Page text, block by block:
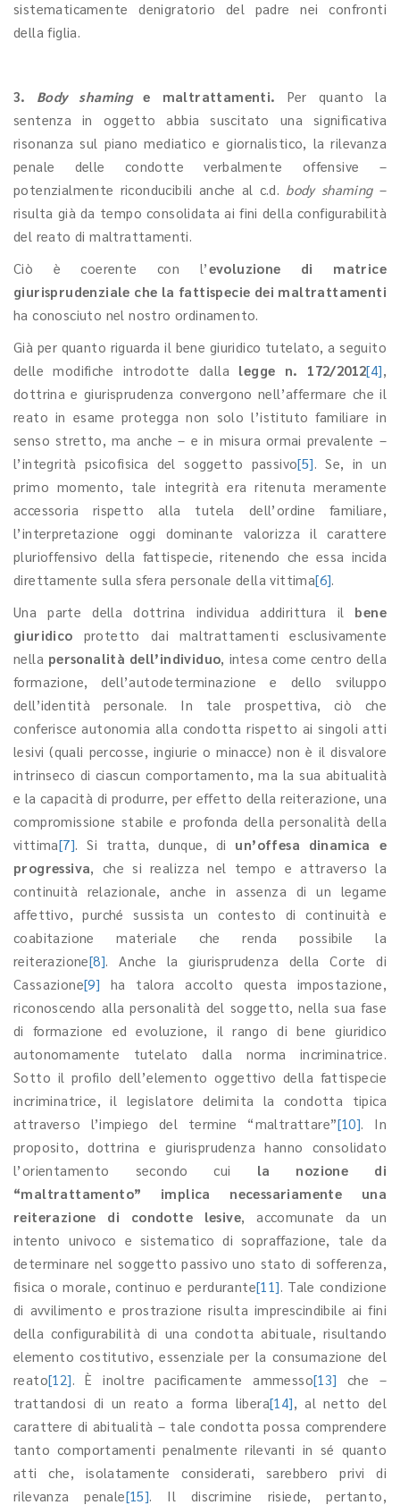
sistematicamente denigratorio del padre nei confronti
della figlia.
3. Body shaminge maltrattamenti. Per quanto la
sentenza in oggetto abbia suscitato una significativa
risonanza sul piano mediatico e giornalistico, la rilevanza
penale delle condotte verbalmente offensive –
potenzialmente riconducibili anche al c.d. body shaming–
risulta già da tempo consolidata ai fini della configurabilità
del reato di maltrattamenti.
Ciò è coerente con l’evoluzione di matrice
giurisprudenziale che la fattispecie dei maltrattamenti
ha conosciuto nel nostro ordinamento.
Già per quanto riguarda il bene giuridico tutelato, a seguito
delle modifiche introdotte dalla legge n. 172/2012[4],
dottrina e giurisprudenza convergono nell’affermare che il
reato in esame protegga non solo l’istituto familiare in
senso stretto, ma anche – e in misura ormai prevalente –
l’integrità psicofisica del soggetto passivo[5]. Se, in un
primo momento, tale integrità era ritenuta meramente
accessoria rispetto alla tutela dell’ordine familiare,
l’interpretazione oggi dominante valorizza il carattere
plurioffensivo della fattispecie, ritenendo che essa incida
direttamente sulla sfera personale della vittima[6].
Una parte della dottrina individua addirittura il bene
giuridico protetto dai maltrattamenti esclusivamente
nella personalità dell’individuo, intesa come centro della
formazione, dell’autodeterminazione e dello sviluppo
dell’identità personale. In tale prospettiva, ciò che
conferisce autonomia alla condotta rispetto ai singoli atti
lesivi (quali percosse, ingiurie o minacce) non è il disvalore
intrinseco di ciascun comportamento, ma la sua abitualità
e la capacità di produrre, per effetto della reiterazione, una
compromissione stabile e profonda della personalità della
vittima[7]. Si tratta, dunque, di un’offesa dinamica e
progressiva, che si realizza nel tempo e attraverso la
continuità relazionale, anche in assenza di un legame
affettivo, purché sussista un contesto di continuità e
coabitazione materiale che renda possibile la
reiterazione[8]. Anche la giurisprudenza della Corte di
Cassazione[9] ha talora accolto questa impostazione,
riconoscendo alla personalità del soggetto, nella sua fase
di formazione ed evoluzione, il rango di bene giuridico
autonomamente tutelato dalla norma incriminatrice.
Sotto il profilo dell’elemento oggettivo della fattispecie
incriminatrice, il legislatore delimita la condotta tipica
attraverso l’impiego del termine “maltrattare”[10]. In
proposito, dottrina e giurisprudenza hanno consolidato
l’orientamento secondo cui la nozione di
“maltrattamento” implica necessariamente una
reiterazione di condotte lesive, accomunate da un
intento univoco e sistematico di sopraffazione, tale da
determinare nel soggetto passivo uno stato di sofferenza,
fisica o morale, continuo e perdurante[11]. Tale condizione
di avvilimento e prostrazione risulta imprescindibile ai fini
della configurabilità di una condotta abituale, risultando
elemento costitutivo, essenziale per la consumazione del
reato[12]. È inoltre pacificamente ammesso[13] che –
trattandosi di un reato a forma libera[14], al netto del
carattere di abitualità – tale condotta possa comprendere
tanto comportamenti penalmente rilevanti in sé quanto
atti che, isolatamente considerati, sarebbero privi di
rilevanza penale[15]. Il discrimine risiede, pertanto,